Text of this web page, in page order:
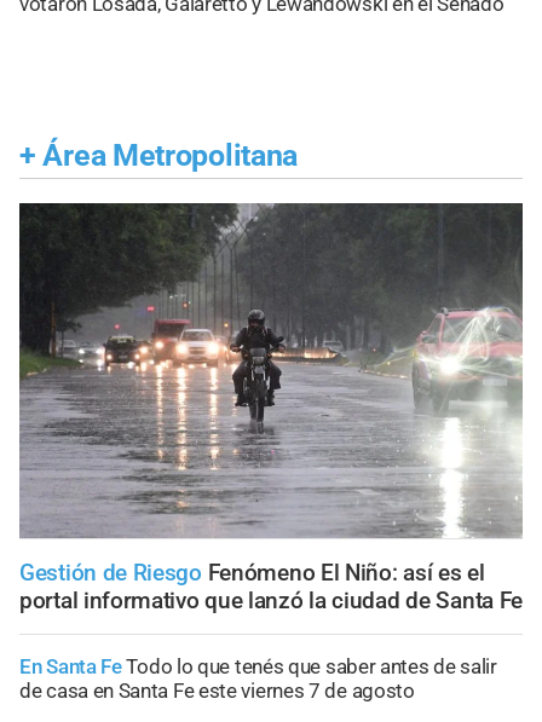
+ Área Metropolitana
Gestión de Riesgo Fenómeno El Niño: así es el
portal informativo que lanzó la ciudad de Santa Fe
En Santa FeTodo lo que tenés que saber antes de salir
de casa en Santa Fe este viernes 7 de agosto